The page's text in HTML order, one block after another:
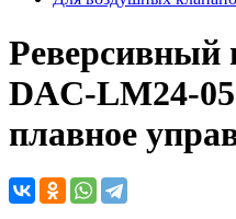
Реверсивный
DAC-LM24-
плавное